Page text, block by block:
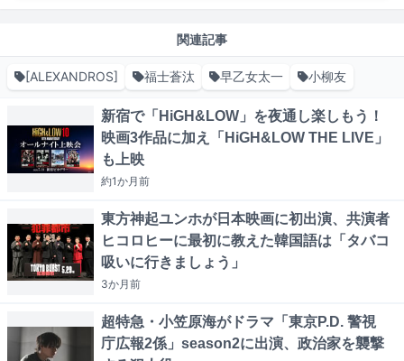
関連記事
[ALEXANDROS] 福士蒼汰 早乙女太一 小柳友
新宿で「HiGH&LOW」を夜通し楽しもう！
映画3作品に加え「HiGH&LOW THE LIVE」
も上映
約1か月前
東方神起ユンホが日本映画に初出演、共演者
ヒコロヒーに最初に教えた韓国語は「タバコ
吸いに行きましょう」
3か月前
超特急・小笠原海がドラマ「東京P.D. 警視
庁広報2係」season2に出演、政治家を襲撃